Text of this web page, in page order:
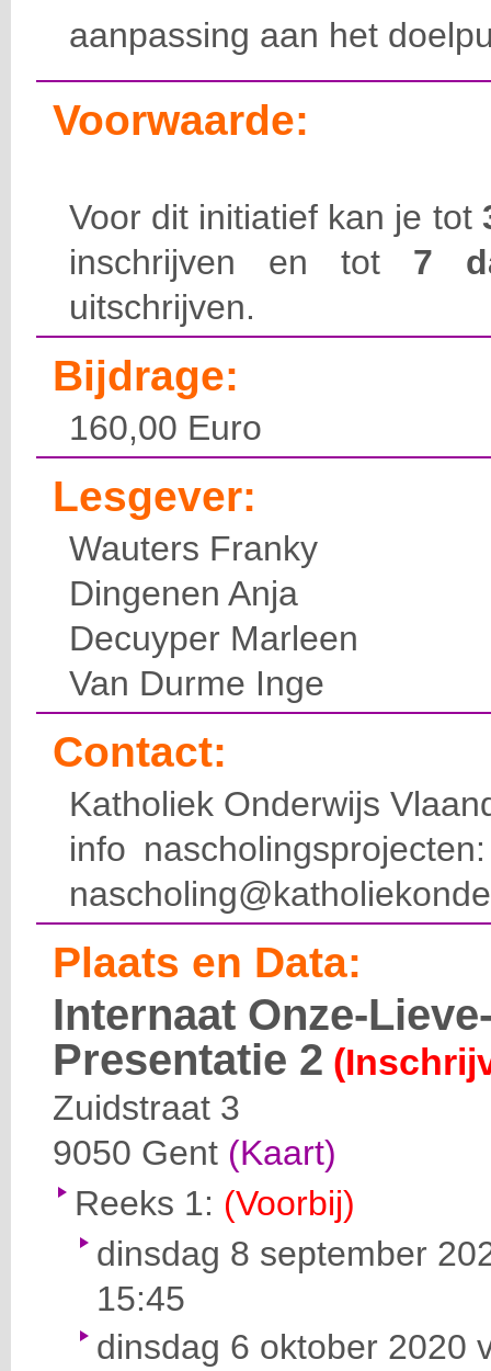
aanpassing aan het
Voorwaarde:
Voor dit initiatief kan je tot
inschrijven en tot 7
uitschrijven.
Bijdrage:
160,00 Euro
Lesgever:
Wauters Franky
Dingenen Anja
Decuyper Marleen
Van Durme Inge
Contact:
Katholiek Onderwijs
info
Plaats en Data:
Internaat Onze-
Presentatie 2
Zuidstraat 3
9050 Gent (Kaart)
Reeks 1: (Voorbij)
dinsdag 8 september
15:45
dinsdag 6 oktober 2020